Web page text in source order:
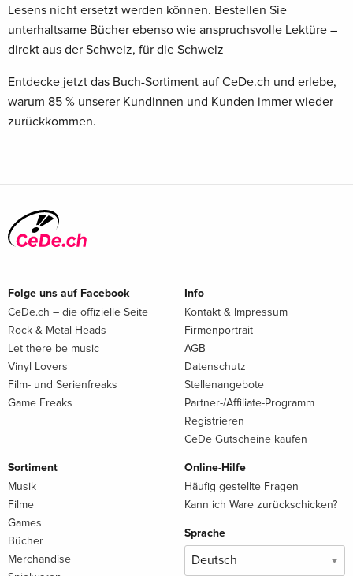
Lesens nicht ersetzt werden können. Bestellen Sie
unterhaltsame Bücher ebenso wie anspruchsvolle Lektüre –
direkt aus der Schweiz, für die Schweiz
Entdecke jetzt das Buch-Sortiment auf CeDe.ch und erlebe,
warum 85 % unserer Kundinnen und Kunden immer wieder
zurückkommen.
Folge uns auf Facebook
CeDe.ch – die offizielle Seite
Rock & Metal Heads
Let there be music
Vinyl Lovers
Film- und Serienfreaks
Game Freaks
Info
Kontakt & Impressum
Firmenportrait
AGB
Datenschutz
Stellenangebote
Partner-/Affiliate-Programm
Registrieren
CeDe Gutscheine kaufen
Sortiment
Musik
Filme
Games
Bücher
Merchandise
Online-Hilfe
Häufig gestellte Fragen
Kann ich Ware zurückschicken?
Sprache